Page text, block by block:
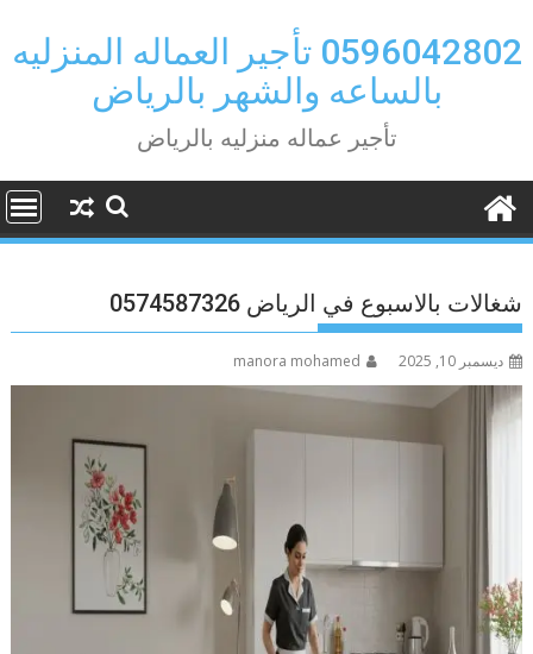
to
content
0596042802 تأجير العماله المنزليه
بالساعه والشهر بالرياض
تأجير عماله منزليه بالرياض
شغالات بالاسبوع في الرياض 0574587326
ديسمبر 10, 2025 manora mohamed